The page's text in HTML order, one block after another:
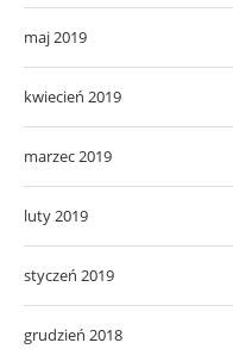
maj 2019
kwiecień 2019
marzec 2019
luty 2019
styczeń 2019
grudzień 2018